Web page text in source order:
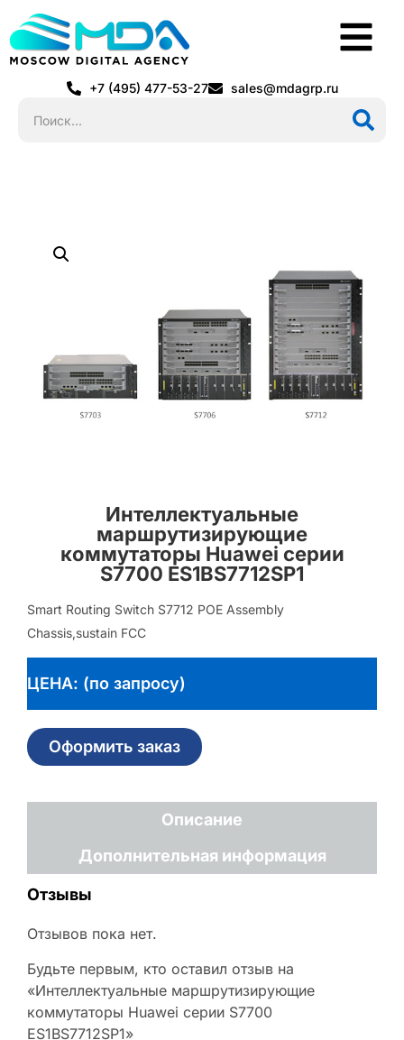
+7 (495) 477-53-27 sales@mdagrp.ru
Интеллектуальные
маршрутизирующие
коммутаторы Huawei серии
S7700 ES1BS7712SP1
Smart Routing Switch S7712 POE Assembly
Chassis,sustain FCC
ЦЕНА: (по запросу)
Оформить заказ
Описание
Дополнительная информация
Отзывы
Отзывов пока нет.
Будьте первым, кто оставил отзыв на
«Интеллектуальные маршрутизирующие
коммутаторы Huawei серии S7700
ES1BS7712SP1»